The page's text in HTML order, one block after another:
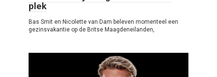
plek
Bas Smit en Nicolette van Dam beleven momenteel een
gezinsvakantie op de Britse Maagdeneilanden,